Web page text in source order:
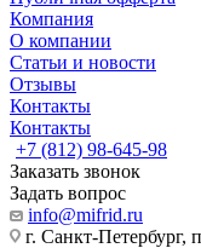
Компания
О компании
Статьи и новости
Отзывы
Контакты
Контакты
+7 (812) 98-645-98
Заказать звонок
Задать вопрос
info@mifrid.ru
г. Санкт-Петербург,